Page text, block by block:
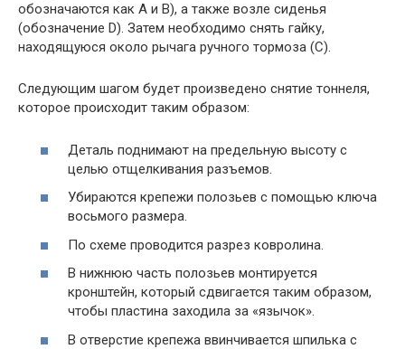
обозначаются как А и В), а также возле сиденья
(обозначение D). Затем необходимо снять гайку,
находящуюся около рычага ручного тормоза (С).
Следующим шагом будет произведено снятие тоннеля,
которое происходит таким образом:
Деталь поднимают на предельную высоту с
целью отщелкивания разъемов.
Убираются крепежи полозьев с помощью ключа
восьмого размера.
По схеме проводится разрез ковролина.
В нижнюю часть полозьев монтируется
кронштейн, который сдвигается таким образом,
чтобы пластина заходила за «язычок».
В отверстие крепежа ввинчивается шпилька с